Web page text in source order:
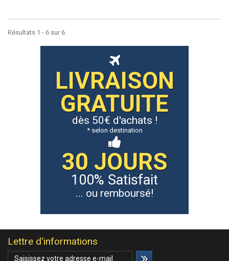
Résultats 1 - 6 sur 6.
LIVRAISON
GRATUITE
dès 50€ d'achats !
* selon destination
30 JOURS
100% Satisfait
... ou remboursé!
Lettre d'informations